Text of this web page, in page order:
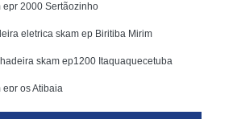
2000 Sertãozinho
eletrica skam ep Biritiba Mirim
skam ep1200 Itaquaquecetuba
os Atibaia